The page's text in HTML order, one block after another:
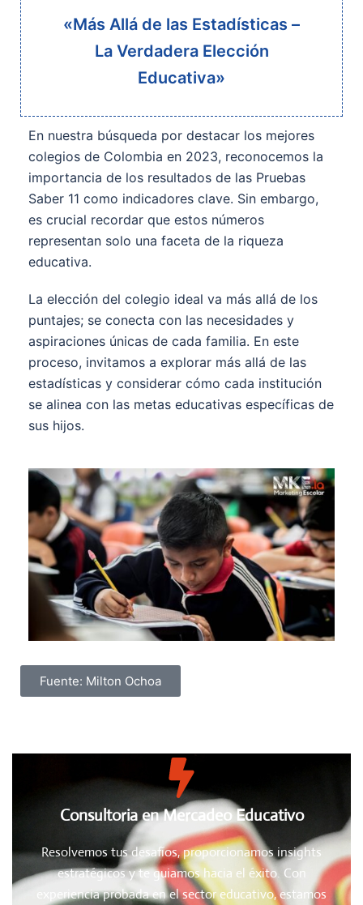
«Más Allá de las Estadísticas –
La Verdadera Elección
Educativa»
En nuestra búsqueda por destacar los mejores
colegios de Colombia en 2023, reconocemos la
importancia de los resultados de las Pruebas
Saber 11 como indicadores clave. Sin embargo,
es crucial recordar que estos números
representan solo una faceta de la riqueza
educativa.
La elección del colegio ideal va más allá de los
puntajes; se conecta con las necesidades y
aspiraciones únicas de cada familia. En este
proceso, invitamos a explorar más allá de las
estadísticas y considerar cómo cada institución
se alinea con las metas educativas específicas de
sus hijos.
Fuente: Milton Ochoa
Consultoria en Mercadeo Educativo
Resolvemos tus desafíos, proporcionamos insights
estratégicos y te guiamos hacia el éxito. Con
experiencia probada en el sector educativo, estamos